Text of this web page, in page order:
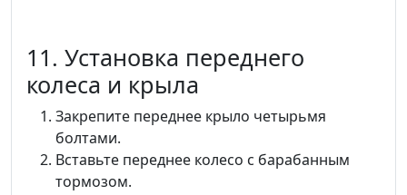
11. Установка переднего
колеса и крыла
Закрепите переднее крыло четырьмя
болтами.
Вставьте переднее колесо с барабанным
тормозом.